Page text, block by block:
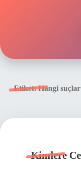
Etiket:Hangi suçlar
Kimlere